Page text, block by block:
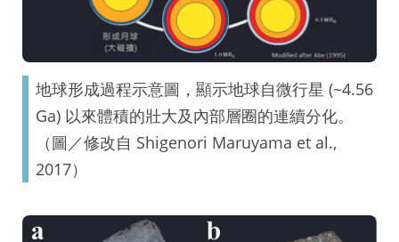
地球形成過程示意圖，顯示地球自微行星 (~4.56
Ga) 以來體積的壯大及內部層圈的連續分化。
（圖／修改自 Shigenori Maruyama et al.,
2017）